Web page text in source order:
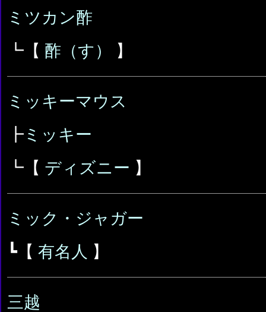
ミツカン酢
┗【 酢（す） 】
ミッキーマウス
┣ミッキー
┗【 ディズニー 】
ミック・ジャガー
┗【 有名人 】
三越